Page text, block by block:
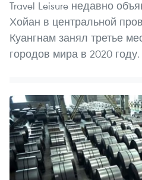
Travel Leisure недавно
Хойан в центральной
Куангнам занял третье
городов мира в 2020 году.